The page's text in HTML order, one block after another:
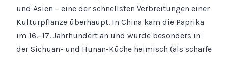
und Asien – eine der schnellsten Verbreitungen einer
Kulturpflanze überhaupt. In China kam die Paprika
im 16.–17. Jahrhundert an und wurde besonders in
der Sichuan- und Hunan-Küche heimisch (als scharfe